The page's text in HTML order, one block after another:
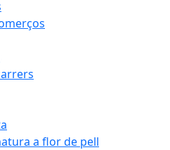
a flor de pell